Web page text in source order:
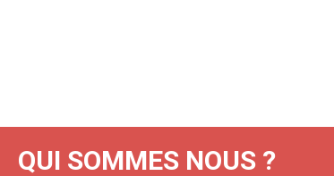
QUI SOMMES NOUS ?